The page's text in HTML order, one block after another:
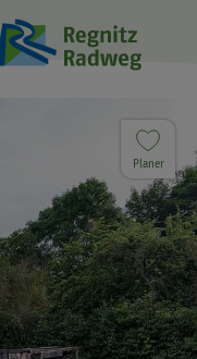
Planer